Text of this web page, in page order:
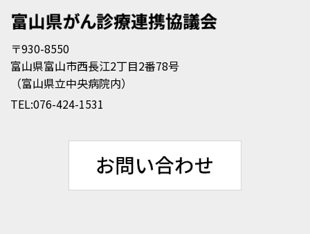
〒930-8550
富山県富山市西長江2丁目2番78号
（富山県立中央病院内）
TEL:076-424-1531